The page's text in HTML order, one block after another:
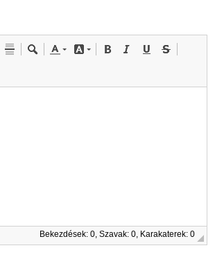
Bekezdések: 0, Szavak: 0, Karakaterek: 0